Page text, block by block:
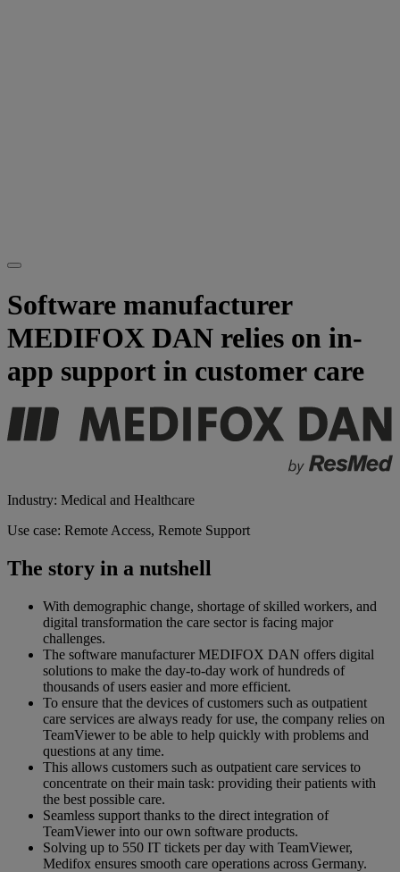
Software manufacturer
MEDIFOX DAN relies on in-
app support in customer care
Industry: Medical and Healthcare
Use case: Remote Access, Remote Support
The story in a nutshell
With demographic change, shortage of skilled workers, and
digital transformation the care sector is facing major
challenges.
The software manufacturer MEDIFOX DAN offers digital
solutions to make the day-to-day work of hundreds of
thousands of users easier and more efficient.
To ensure that the devices of customers such as outpatient
care services are always ready for use, the company relies on
TeamViewer to be able to help quickly with problems and
questions at any time.
This allows customers such as outpatient care services to
concentrate on their main task: providing their patients with
the best possible care.
Seamless support thanks to the direct integration of
TeamViewer into our own software products.
Solving up to 550 IT tickets per day with TeamViewer,
Medifox ensures smooth care operations across Germany.